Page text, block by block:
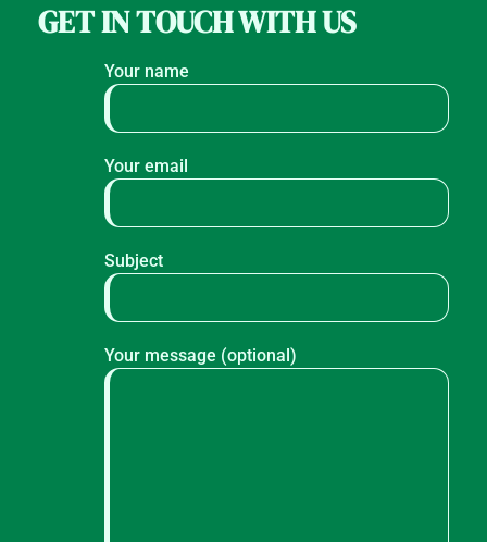
GET IN TOUCH WITH US
Your name
Your email
Subject
Your message (optional)